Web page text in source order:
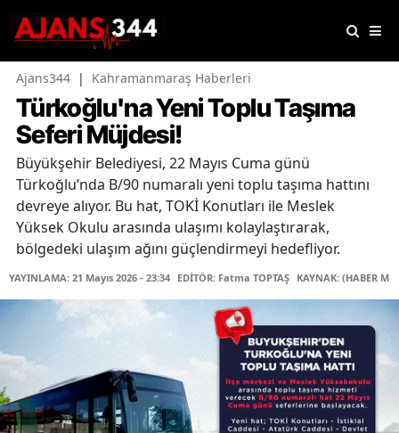
Ajans344 | Kahramanmaraş Haberleri
Türkoğlu'na Yeni Toplu Taşıma
Seferi Müjdesi!
Büyükşehir Belediyesi, 22 Mayıs Cuma günü
Türkoğlu’nda B/90 numaralı yeni toplu taşıma hattını
devreye alıyor. Bu hat, TOKİ Konutları ile Meslek
Yüksek Okulu arasında ulaşımı kolaylaştırarak,
bölgedeki ulaşım ağını güçlendirmeyi hedefliyor.
YAYINLAMA: 21 Mayıs 2026 - 23:34 EDİTÖR: Fatma TOPTAŞ KAYNAK: (HABER